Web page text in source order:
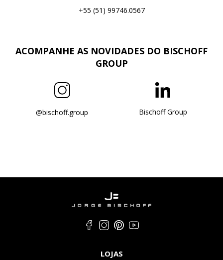
+55 (51) 99746.0567
ACOMPANHE AS NOVIDADES DO BISCHOFF
GROUP
@bischoff.group Bischoff Group
LOJAS